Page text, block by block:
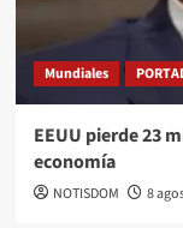
Mundiales
EEUU pierde 23
economía
NOTISDOM 8